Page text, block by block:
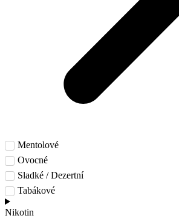
Mentolové
Ovocné
Sladké / Dezertní
Tabákové
Nikotin